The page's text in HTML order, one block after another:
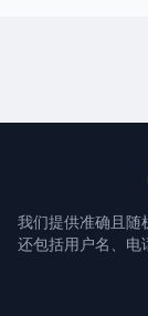
我们提供准确且随
还包括用户名、电